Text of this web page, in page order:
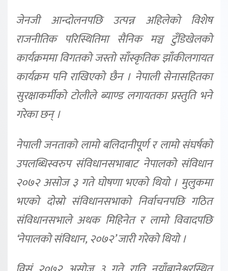
जेनजी आन्दोलनपछि उत्पन्न अहिलेको विशेष
राजनीतिक परिस्थितिमा सैनिक मञ्च टुँडिखेलको
कार्यक्रममा विगतको जस्तो साँस्कृतिक झाँकीलगायत
कार्यक्रम पनि राखिएको छैन । नेपाली सेनासहितका
सुरक्षाकर्मीको टोलीले ब्याण्ड लगायतका प्रस्तुति भने
गरेका छन् ।
नेपाली जनताको लामो बलिदानीपूर्ण र लामो संघर्षको
उपलब्धिस्वरुप संविधानसभाबाट नेपालको संविधान
२०७२ असोज ३ गते घोषणा भएको थियो । मुलुकमा
भएको दोस्रो संविधानसभाको निर्वाचनपछि गठित
संविधानसभाले अथक मिहिनेत र लामो विवादपछि
‘नेपालको संविधान, २०७२’ जारी गरेको थियो ।